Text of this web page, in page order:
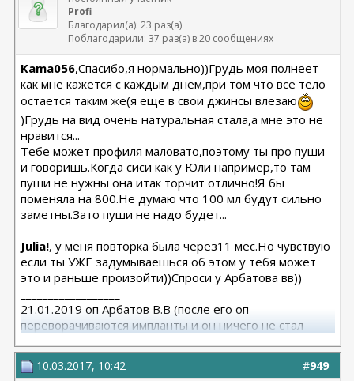
Profi
Благодарил(а): 23 раз(а)
Поблагодарили: 37 раз(а) в 20 сообщениях
Kama056,Спасибо,я нормально))Грудь моя полнеет
как мне кажется с каждым днем,при том что все тело
остается таким же(я еще в свои джинсы влезаю
)Грудь на вид очень натуральная стала,а мне это не
нравится...
Тебе может профиля маловато,поэтому ты про пуши
и говоришь.Когда сиси как у Юли например,то там
пуши не нужны она итак торчит отлично!Я бы
поменяла на 800.Не думаю что 100 мл будут сильно
заметны.Зато пуши не надо будет...
Julia!, у меня повторка была через11 мес.Но чувствую
если ты УЖЕ задумываешься об этом у тебя может
это и раньше произойти))Спроси у Арбатова вв))
21.01.2019 оп Арбатов В.В (после его оп
переворачиваются импланты и он ничего не стал
#949
10.03.2017, 10:42